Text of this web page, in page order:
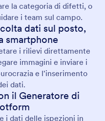
la categoria di difetti, o
i team sul campo.
dati sul posto,
smartphone
i rilievi direttamente
immagini e inviare i
e l'inserimento
dati.
il Generatore di
i dati delle ispezioni in